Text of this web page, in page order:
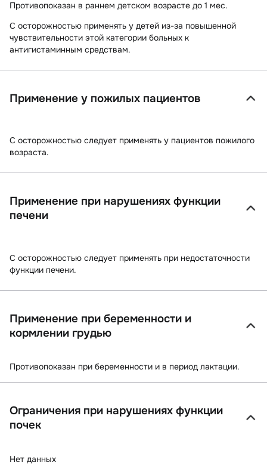
Противопоказан в раннем детском возрасте до 1 мес.
С осторожностью применять у детей из-за повышенной
чувствительности этой категории больных к
антигистаминным средствам.
Применение у пожилых пациентов
С осторожностью следует применять у пациентов пожилого
возраста.
Применение при нарушениях функции
печени
С осторожностью следует применять при недостаточности
функции печени.
Применение при беременности и
кормлении грудью
Противопоказан при беременности и в период лактации.
Ограничения при нарушениях функции
почек
Нет данных